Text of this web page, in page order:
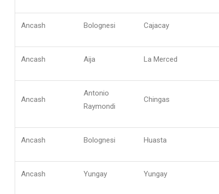
Ancash Bolognesi Cajacay
Ancash Aija La Merced
Ancash
Antonio
Raymondi
Chingas
Ancash Bolognesi Huasta
Ancash Yungay Yungay